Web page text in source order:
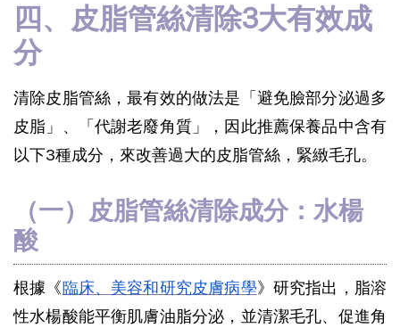
四、皮脂管絲清除3大有效成
分
清除皮脂管絲，最有效的做法是「避免臉部分泌過多
皮脂」、「代謝老廢角質」，因此推薦保養品中含有
以下3種成分，來改善過大的皮脂管絲，緊緻毛孔。
（一）皮脂管絲清除成分：水楊
酸
根據《臨床、美容和研究皮膚病學》研究指出，脂溶
性水楊酸能平衡肌膚油脂分泌，並清潔毛孔、促進角